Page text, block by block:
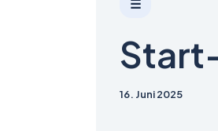
☰
16. Juni 2025